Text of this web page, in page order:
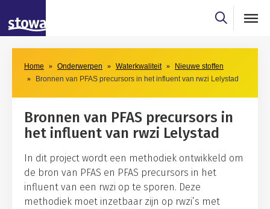
Skip to main content
Skip to main nav
Home Onderwerpen Waterkwaliteit
Nieuwe stoffen
Bronnen van PFAS precursors in het influent van rwzi Lelystad
Bronnen van PFAS precursors in
het influent van rwzi Lelystad
In dit project wordt een methodiek ontwikkeld om
de bron van PFAS en PFAS precursors in het
influent van een rwzi op te sporen. Deze
methodiek moet inzetbaar zijn op rwzi’s met